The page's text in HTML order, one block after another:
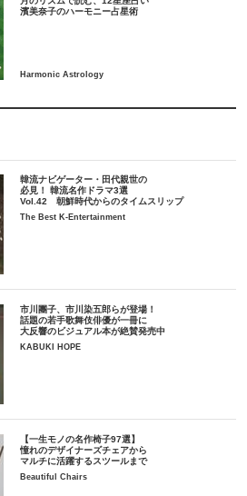
韓流ナビゲーター・田代親世の
必見！ 韓流名作ドラマ3選
Vol.42 朝鮮時代からのタイムスリップ
The Best K-Entertainment
市川團子、市川染五郎らが登場！
話題の若手歌舞伎俳優が一冊に
大反響のビジュアル本が絶賛発売中
KABUKI HOPE
【一生モノの名作椅子97選】
憧れのデザイナーズチェアから
マルチに活躍するスツールまで
Beautiful Chairs